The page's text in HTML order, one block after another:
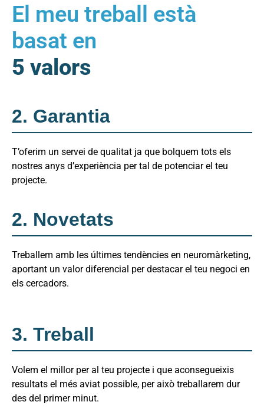
El meu treball està
basat en
5 valors
2. Garantia
T’oferim un servei de qualitat ja que bolquem tots els
nostres anys d’experiència per tal de potenciar el teu
projecte.
2. Novetats
Treballem amb les últimes tendències en neuromàrketing,
aportant un valor diferencial per destacar el teu negoci en
els cercadors.
3. Treball
Volem el millor per al teu projecte i que aconsegueixis
resultats el més aviat possible, per això treballarem dur
des del primer minut.